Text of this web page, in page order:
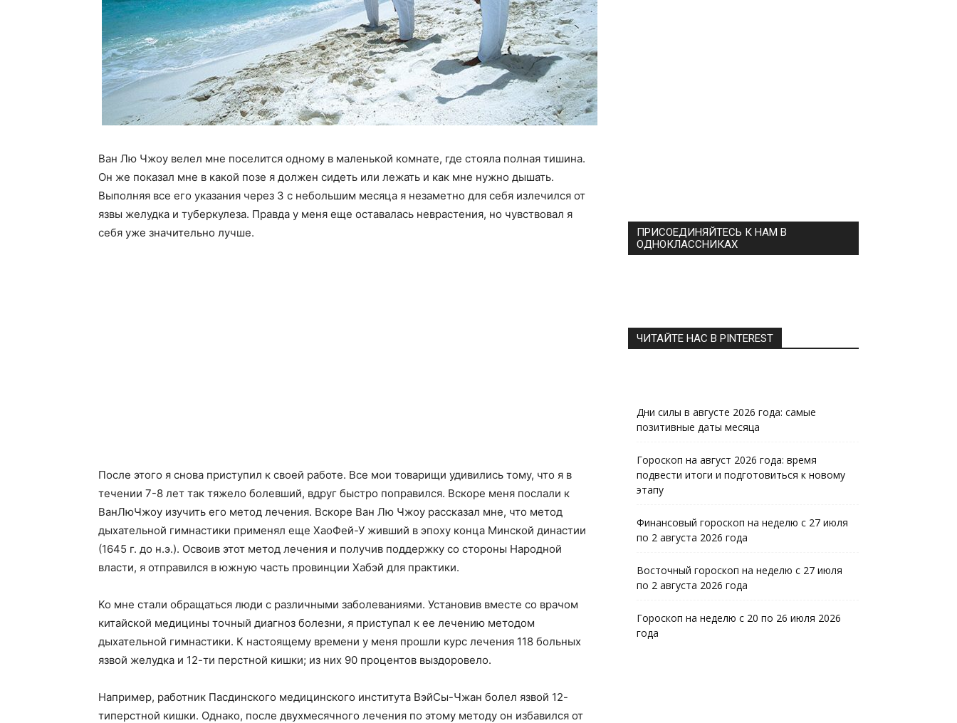
Ван Лю Чжоу велел мне поселится одному в маленькой комнате, где стояла полная тишина.
Он же показал мне в какой позе я должен сидеть или лежать и как мне нужно дышать.
Выполняя все его указания через 3 с небольшим месяца я незаметно для себя излечился от
язвы желудка и туберкулеза. Правда у меня еще оставалась неврастения, но чувствовал я
себя уже значительно лучше.
После этого я снова приступил к своей работе. Все мои товарищи удивились тому, что я в
течении 7-8 лет так тяжело болевший, вдруг быстро поправился. Вскоре меня послали к
ВанЛюЧжоу изучить его метод лечения. Вскоре Ван Лю Чжоу рассказал мне, что метод
дыхательной гимнастики применял еще ХаоФей-У живший в эпоху конца Минской династии
(1645 г. до н.э.). Освоив этот метод лечения и получив поддержку со стороны Народной
власти, я отправился в южную часть провинции Хабэй для практики.
Ко мне стали обращаться люди с различными заболеваниями. Установив вместе со врачом
китайской медицины точный диагноз болезни, я приступал к ее лечению методом
дыхательной гимнастики. К настоящему времени у меня прошли курс лечения 118 больных
язвой желудка и 12-ти перстной кишки; из них 90 процентов выздоровело.
Например, работник Пасдинского медицинского института ВэйСы-Чжан болел язвой 12-
типерстной кишки. Однако, после двухмесячного лечения по этому методу он избавился от
ПРИСОЕДИНЯЙТЕСЬ К НАМ В
ОДНОКЛАССНИКАХ
ЧИТАЙТЕ НАС В PINTEREST
Дни силы в августе 2026 года: самые
позитивные даты месяца
Гороскоп на август 2026 года: время
подвести итоги и подготовиться к новому
этапу
Финансовый гороскоп на неделю с 27 июля
по 2 августа 2026 года
Восточный гороскоп на неделю с 27 июля
по 2 августа 2026 года
Гороскоп на неделю с 20 по 26 июля 2026
года